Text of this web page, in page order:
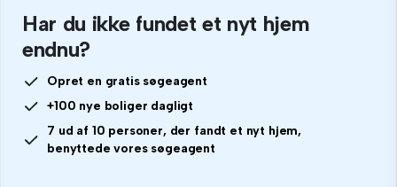
Har du ikke fundet et nyt hjem
endnu?
Opret en gratis søgeagent
+100 nye boliger dagligt
7 ud af 10 personer, der fandt et nyt hjem,
benyttede vores søgeagent